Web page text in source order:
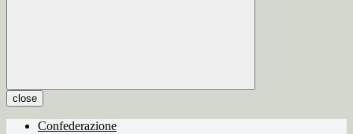
close
Confederazione